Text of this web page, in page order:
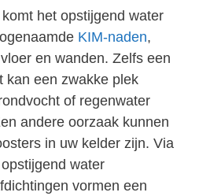
het opstijgend water
KIM-naden,
en wanden. Zelfs een
kan een zwakke plek
of regenwater
andere oorzaak kunnen
in uw kelder zijn. Via
water
vormen een